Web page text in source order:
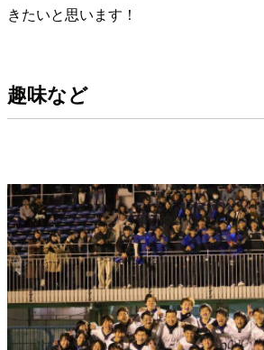
きたいと思います！
趣味など